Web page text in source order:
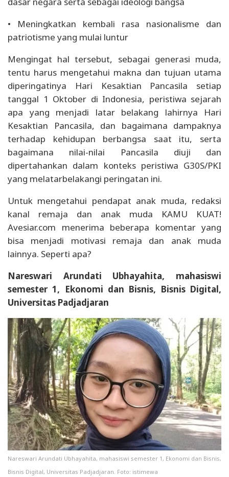
• Meningkatkan kembali rasa nasionalisme dan
patriotisme yang mulai luntur
Mengingat hal tersebut, sebagai generasi muda,
tentu harus mengetahui makna dan tujuan utama
diperingatinya Hari Kesaktian Pancasila setiap
tanggal 1 Oktober di Indonesia, peristiwa sejarah
apa yang menjadi latar belakang lahirnya Hari
Kesaktian Pancasila, dan bagaimana dampaknya
terhadap kehidupan berbangsa saat itu, serta
bagaimana nilai-nilai Pancasila diuji dan
dipertahankan dalam konteks peristiwa G30S/PKI
yang melatarbelakangi peringatan ini.
Untuk mengetahui pendapat anak muda, redaksi
kanal remaja dan anak muda KAMU KUAT!
Avesiar.com menerima beberapa komentar yang
bisa menjadi motivasi remaja dan anak muda
lainnya. Seperti apa?
Nareswari Arundati Ubhayahita, mahasiswi
semester 1, Ekonomi dan Bisnis, Bisnis Digital,
Universitas Padjadjaran
Nareswari Arundati Ubhayahita, mahasiswi semester 1, Ekonomi dan Bisnis,
Bisnis Digital, Universitas Padjadjaran. Foto: istimewa